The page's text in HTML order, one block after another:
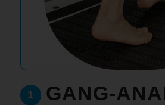
1 GANG-